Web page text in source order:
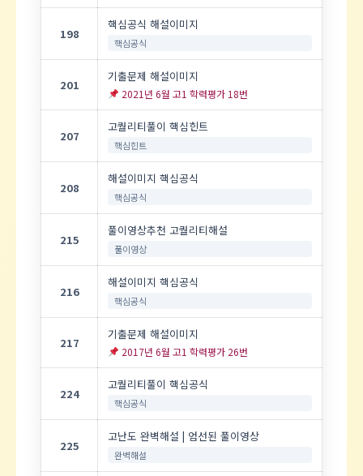
198
핵심공식 해설이미지
핵심공식
201
기출문제 해설이미지
2021년 6월 고1 학력평가 18번
207
고퀄리티풀이 핵심힌트
핵심힌트
208
해설이미지 핵심공식
핵심공식
215
풀이영상추천 고퀄리티해설
풀이영상
216
해설이미지 핵심공식
핵심공식
217
기출문제 해설이미지
2017년 6월 고1 학력평가 26번
224
고퀄리티풀이 핵심공식
핵심공식
225
고난도 완벽해설 | 엄선된 풀이영상
완벽해설